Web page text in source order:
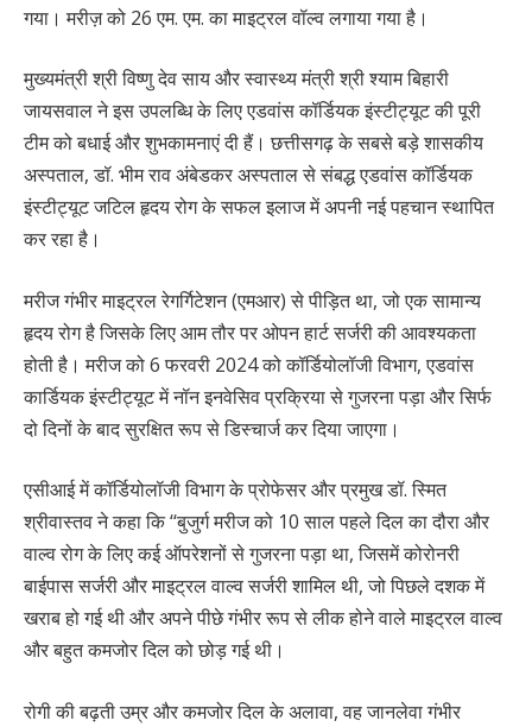
गया। मरीज़ को 26 एम. एम. का माइट्रल वॉल्व लगाया गया है।
मुख्यमंत्री श्री विष्णु देव साय और स्वास्थ्य मंत्री श्री श्याम बिहारी
जायसवाल ने इस उपलब्धि के लिए एडवांस कॉर्डियक इंस्टीट्यूट की पूरी
टीम को बधाई और शुभकामनाएं दी हैं। छत्तीसगढ़ के सबसे बड़े शासकीय
अस्पताल, डॉ. भीम राव अंबेडकर अस्पताल से संबद्ध एडवांस कॉर्डियक
इंस्टीट्यूट जटिल हृदय रोग के सफल इलाज में अपनी नई पहचान स्थापित
कर रहा है।
मरीज गंभीर माइट्रल रेगर्गिटेशन (एमआर) से पीड़ित था, जो एक सामान्य
हृदय रोग है जिसके लिए आम तौर पर ओपन हार्ट सर्जरी की आवश्यकता
होती है। मरीज को 6 फरवरी 2024 को कॉर्डियोलॉजी विभाग, एडवांस
कार्डियक इंस्टीट्यूट में नॉन इनवेसिव प्रक्रिया से गुजरना पड़ा और सिर्फ
दो दिनों के बाद सुरक्षित रूप से डिस्चार्ज कर दिया जाएगा।
एसीआई में कॉर्डियोलॉजी विभाग के प्रोफेसर और प्रमुख डॉ. स्मित
श्रीवास्तव ने कहा कि ‘‘बुजुर्ग मरीज को 10 साल पहले दिल का दौरा और
वाल्व रोग के लिए कई ऑपरेशनों से गुजरना पड़ा था, जिसमें कोरोनरी
बाईपास सर्जरी और माइट्रल वाल्व सर्जरी शामिल थी, जो पिछले दशक में
खराब हो गई थी और अपने पीछे गंभीर रूप से लीक होने वाले माइट्रल वाल्व
और बहुत कमजोर दिल को छोड़ गई थी।
रोगी की बढ़ती उम्र और कमजोर दिल के अलावा, वह जानलेवा गंभीर